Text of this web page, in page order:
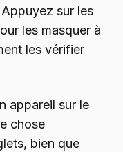
sur les
les masquer à
les vérifier
appareil sur le
chose
bien que